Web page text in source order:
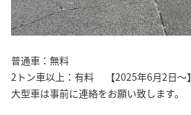
普通車：無料
2トン車以上：有料 【2025年6月2日～】
大型車は事前に連絡をお願い致します。